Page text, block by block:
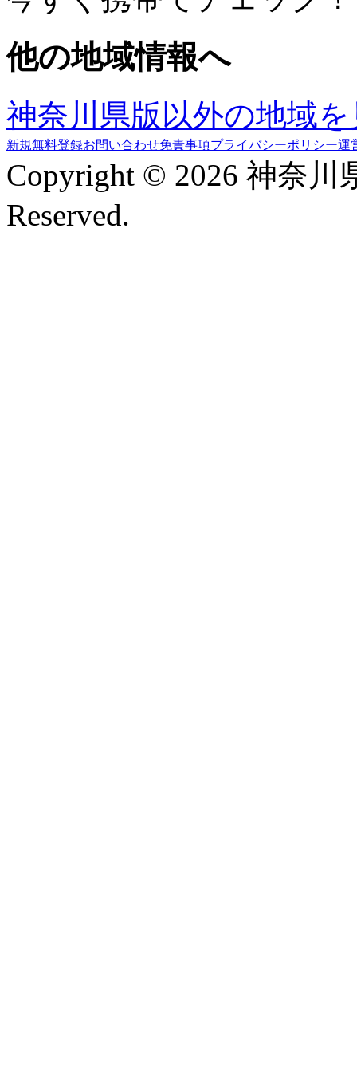
他の地域情報へ
神奈川県版以外の地域
新規無料登録お問い合わせ免責事項プライバシーポリシー運
Copyright © 2026 神奈
Reserved.